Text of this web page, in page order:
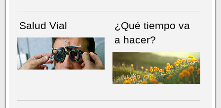
Salud Vial
¿Qué tiempo va
a hacer?